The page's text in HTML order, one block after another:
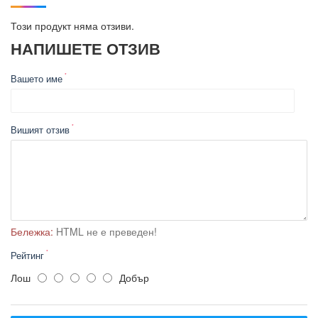
Люк за проверка на маслото.
Серво контрол.
Този продукт няма отзиви.
НАПИШЕТЕ ОТЗИВ
Вашето име
Вишият отзив
Бележка: HTML не е преведен!
Рейтинг
Лош Добър